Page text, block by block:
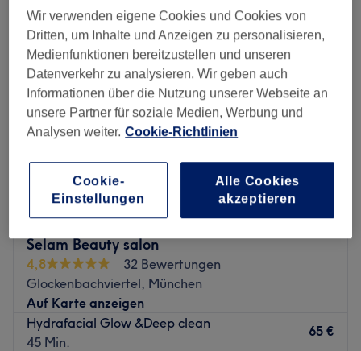
Dienstag
11:00– 20:00
Mittwoch
07:00–16:00
Donnerstag
Geschlossen
Freitag
07:00–15:00
Samstag
Geschlossen
Sonntag
Geschlossen
einem ganzheitlichen Behandlungsprogramm, bei dem
du dich zurücklehnen und verwöhnen lassen kannst: Ob
für eine wohltuende Massage oder das gründliche
goldrichtig. Komm am besten vorbei und buch dir deinen
persönlichen Termin ganz einfach online oder per App mit
Treatwell.
Sabrina schenkt dir in ihren schönen Räumlichkeiten einen
Moment der Ruhe und vollkommenen Entspannung. Mit
Selam Beauty salon
4,8
32 Bewertungen
Glockenbachviertel, München
Auf Karte anzeigen
Hydrafacial Glow &Deep clean
45 Min.
65 €
Wir verwenden eigene Cookies und Cookies von
Dritten, um Inhalte und Anzeigen zu personalisieren,
Medienfunktionen bereitzustellen und unseren
Datenverkehr zu analysieren. Wir geben auch
Informationen über die Nutzung unserer Webseite an
unsere Partner für soziale Medien, Werbung und
Analysen weiter. Cookie-Richtlinien
Cookie-
Einstellungen
Alle Cookies
akzeptieren